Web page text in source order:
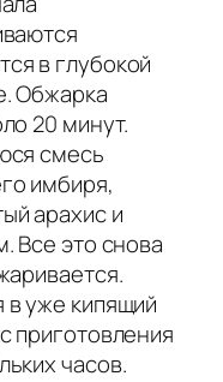
в глубокой
Обжарка
20 минут.
смесь
имбиря,
арахис и
Все это снова
уже кипящий
приготовления
часов.